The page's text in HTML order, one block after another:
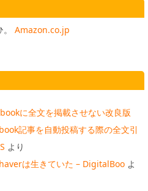
Amazon.co.jp
に全文を掲載させない改良版
記事を自動投稿する際の全文引
より
は生きていた – DigitalBoo よ